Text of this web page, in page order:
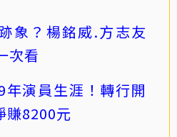
象？楊銘威.方志友
次看
演員生涯！轉行開
8200元